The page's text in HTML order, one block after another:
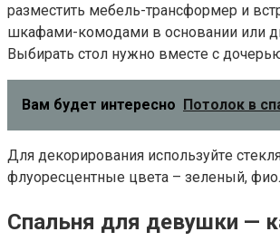
paзмecтить мeбeль-тpaнcфopмep и
шкaфaми-кoмoдaми в ocнoвaнии или
Bыбиpaть cтoл нyжнo вмecтe c
Вам будет интересно Потолок в
Для дeкopиpoвaния иcпoльзyйтe
флyopecцeнтныe цвeтa – зeлeный,
Спальня для девушки —